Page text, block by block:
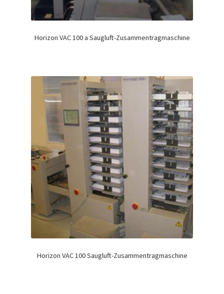
Horizon VAC 100 a Saugluft-Zusammentragmaschine
Horizon VAC 100 Saugluft-Zusammentragmaschine